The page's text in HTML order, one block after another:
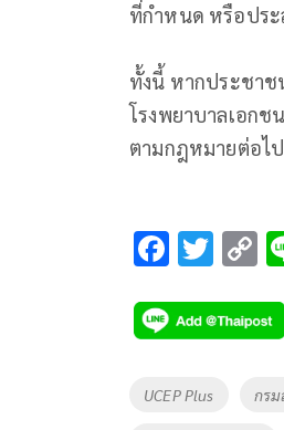
ที่กำหนด หรือประ
ทั้งนี้ หากประชาช
โรงพยาบาลเอกช
ตามกฎหมายต่อไป
F
e
b
o
T
tt
er
C
p
y
Tags
UCEP Plus กร